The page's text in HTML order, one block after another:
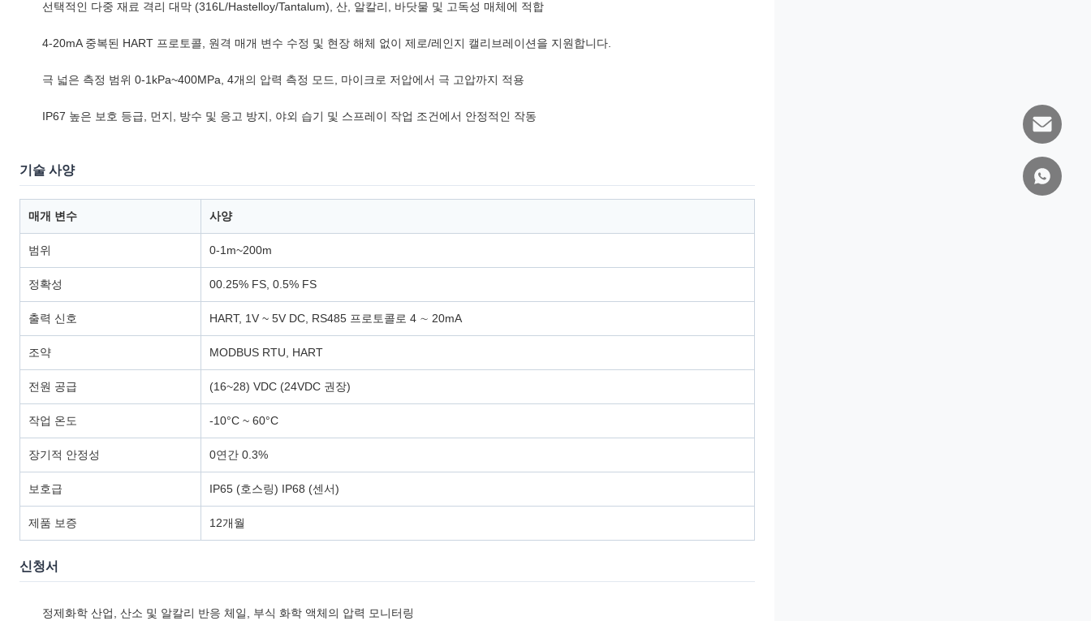
선택적인 다중 재료 격리 대막 (316L/Hastelloy/Tantalum), 산, 알칼리, 바닷물 및 고독성 매체에 적합
4-20mA 중복된 HART 프로토콜, 원격 매개 변수 수정 및 현장 해체 없이 제로/레인지 캘리브레이션을 지원합니다.
극 넓은 측정 범위 0-1kPa~400MPa, 4개의 압력 측정 모드, 마이크로 저압에서 극 고압까지 적용
IP67 높은 보호 등급, 먼지, 방수 및 응고 방지, 야외 습기 및 스프레이 작업 조건에서 안정적인 작동
기술 사양
매개 변수 사양
범위 0-1m~200m
정확성 00.25% FS, 0.5% FS
출력 신호 HART, 1V ~ 5V DC, RS485 프로토콜로 4 ∼ 20mA
조약 MODBUS RTU, HART
전원 공급 (16~28) VDC (24VDC 권장)
작업 온도 -10°C ~ 60°C
장기적 안정성 0연간 0.3%
보호급 IP65 (호스링) IP68 (센서)
제품 보증 12개월
신청서
정제화학 산업, 산소 및 알칼리 반응 체일, 부식 화학 액체의 압력 모니터링